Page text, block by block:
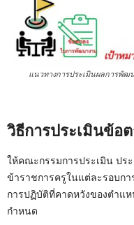
แนวทางการประเมินผลการพัฒ
วิธีการประเมินข้อ
ให้คณะกรรมการประเมิน ปร
ข้าราชการครูในแต่ละรอบก
การปฏิบัติที่คาดหวังของตำแ
กำหนด